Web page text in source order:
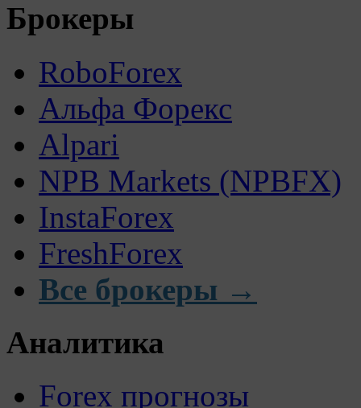
Брокеры
RoboForex
Альфа Форекс
Alpari
NPB Markets (NPBFX)
InstaForex
FreshForex
Все брокеры →
Аналитика
Forex прогнозы